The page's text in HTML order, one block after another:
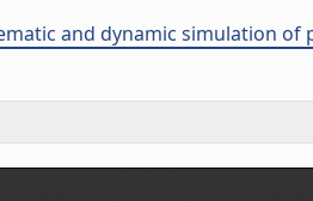
and dynamic simulation